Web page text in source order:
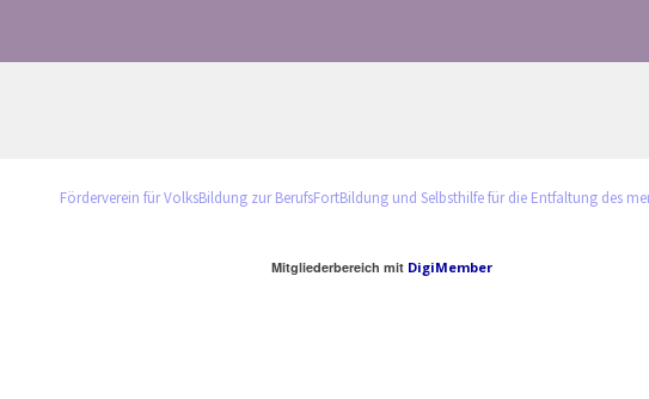
Förderverein für VolksBildung zur BerufsFortBildung und Selbsthilfe für die Entfaltung des
Mitgliederbereich mit DigiMember